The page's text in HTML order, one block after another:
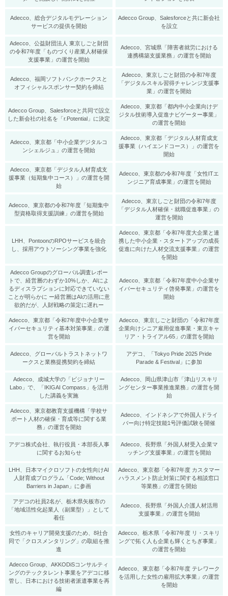
Adecco、総合デジタルモデレーション
サービスの提供を開始
Adecco Group、Salesforceと共に新会社
を設立
Adecco、公益財団法人 東京しごと財団
の令和7年度「ものづくり産業人材確保
支援事業」の運営を開始
Adecco、宮城県「障害者就労における
連携構築支援業務」の運営を開始
Adecco、福岡ソフトバンクホークスと
オフィシャルスポンサー契約を締結
Adecco、東京しごと財団の令和7年度
「デジタルスキル習得チャレンジ支援事
業」の運営を開始
Adecco Group、Salesforceと共同で設立
した新会社の社名を「r.Potential」に決定
Adecco、東京都「都内中小企業向けデ
ジタル技術導入促進ナビゲーター事業」
の運営を開始
Adecco、東京都「中小企業デジタルコ
ンシェルジュ」の運営を開始
Adecco、東京都「デジタル人材育成支
援事業（ハイエンドコース）」の運営を
開始
Adecco、東京都「デジタル人材育成支
援事業（短期集中コース）」の運営を開
始
Adecco、東京都の令和7年度「女性ITエ
ンジニア育成事業」の運営を開始
Adecco、東京都の令和7年度「短期集中
型資格取得支援訓練」の運営を開始
Adecco、東京しごと財団の令和7年度
「デジタル人材確保・就職促進事業」の
運営を開始
LHH、PontoonのRPOサービスを統合
し、採用アウトソーシング事業を強化
Adecco、東京都「令和7年度大企業と連
携した中小企業・スタートアップの成長
促進に向けた人材交流支援事業」の運営
を開始
Adecco Groupのグローバル調査レポー
トで、経営層のわずか10%しか、AIによ
るディスラプションに対応できていない
ことが明らかに ー経営層はAIの活用に意
欲的だが、人財戦略の策定に遅れー
Adecco、東京都「令和7年度中小企業サ
イバーセキュリティ啓発事業」の運営を
開始
Adecco、東京都「令和7年度中小企業サ
イバーセキュリティ基本対策事業」の運
営を開始
Adecco、東京しごと財団の「令和7年度
企業向けシニア雇用促進事業・東京キャ
リア・トライアル65」の運営を開始
Adecco、グローバルトラストネットワ
ークスと業務提携契約を締結
アデコ、「Tokyo Pride 2025 Pride
Parade & Festival」に参加
Adecco、成城大学の「ビジョナリー
Labo」で、「IKIGAI Compass」を活用
した講義を実施
Adecco、岡山県津山市「津山リスキリ
ングセンター事業推進業務」の運営を開
始
Adecco、東京都教育支援機構「学校サ
ポート人材の確保・育成等に関する業
務」の運営を開始
Adecco、インドネシアで外国人ドライ
バー向け特定技能1号評価試験を開催
アデコ株式会社、執行役員・本部長人事
に関するお知らせ
Adecco、長野県「外国人材受入企業マ
ッチング支援事業」の運営を開始
LHH、日本マイクロソフトの女性向けAI
人財育成プログラム「Code; Without
Barriers in Japan」に参画
Adecco、東京都「令和7年度 カスタマー
ハラスメント防止対策に関する相談窓口
等業務」の運営を開始
アデコの社員2名が、栃木県矢板市の
「地域活性化起業人（副業型）」として
着任
Adecco、長野県「外国人介護人材活用
支援事業」の運営を開始
女性のキャリア開発支援のため、8社合
同で「クロスメンタリング」の取組を推
進
Adecco、栃木県「令和7年度 リ・スキリ
ングで拓く人も企業も輝くとちぎ事業」
の運営を開始
Adecco Group、AKKODiSコンサルティ
ングのテックタレント事業をアデコに移
管し、日本における技術者派遣事業を再
編
Adecco、東京都「令和7年度 テレワーク
を活用した女性の雇用拡大事業」の運営
を開始